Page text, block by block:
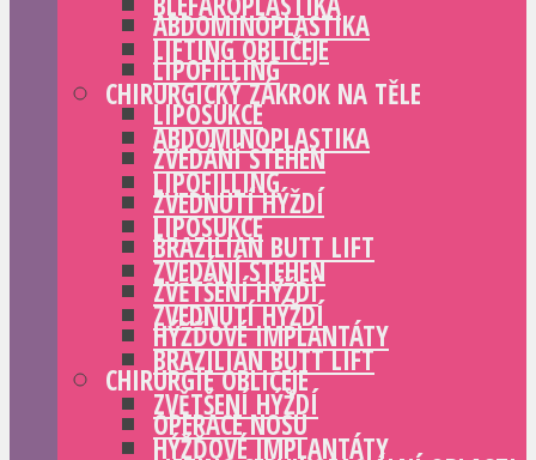
ABDOMINOPLASTIKA
LIPOFILLING
LIPOSUKCE
ZVEDÁNÍ STEHEN
ZVEDNUTÍ HÝŽDÍ
BRAZILIAN BUTT LIFT
ZVĚTŠENÍ HÝŽDÍ
HÝŽĎOVÉ IMPLANTÁTY
CHIRURGIE OBLIČEJE
OPERACE NOSU
LIFTING OBLIČEJE
CHIRURGICKÝ ZÁKROK NA TĚLE
ABDOMINOPLASTIKA
LIPOFILLING
LIPOSUKCE
ZVEDÁNÍ STEHEN
ZVEDNUTÍ HÝŽDÍ
BRAZILIAN BUTT LIFT
ZVĚTŠENÍ HÝŽDÍ
HÝŽĎOVÉ IMPLANTÁTY